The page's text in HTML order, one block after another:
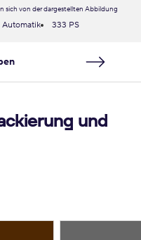
sich von der dargestellten Abbildung
Automatik 333 PS
und